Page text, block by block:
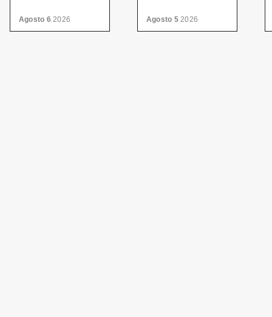
FOLKLÓRICO
Agosto 62026
Agosto 52026